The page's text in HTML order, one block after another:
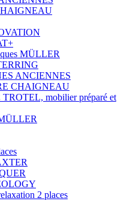
MÜLLER
ANCIENNES
CHAIGNEAU
mobilier préparé et
2 places